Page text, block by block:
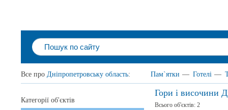
Все про Дніпропетровську область: Пам`ятки — Готелі —
Гори і височини
Всього об'єктів: 2
Категорії об'єктів